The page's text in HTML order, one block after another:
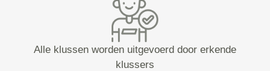
Alle klussen worden uitgevoerd door erkende
klussers